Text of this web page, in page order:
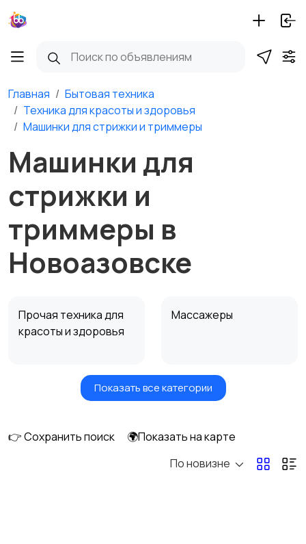
Главная
Бытовая техника
Техника для красоты и здоровья
Машинки для стрижки и триммеры
Машинки для
стрижки и
триммеры в
Новоазовске
Прочая техника для
красоты и здоровья
Массажеры
Фены и стайлеры Напольные весы
Бритвы и эпиляторы
Показать все категории
👉 Сохранить поиск
🌍Показать на карте
По новизне